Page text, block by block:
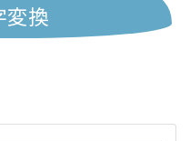
変換
変換